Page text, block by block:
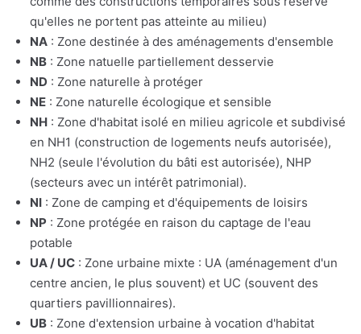
qu'elles ne portent pas atteinte au milieu)
NA : Zone destinée à des aménagements d'ensemble
NB : Zone natuelle partiellement desservie
ND : Zone naturelle à protéger
NE : Zone naturelle écologique et sensible
NH : Zone d'habitat isolé en milieu agricole et subdivisé
en NH1 (construction de logements neufs autorisée),
NH2 (seule l'évolution du bâti est autorisée), NHP
(secteurs avec un intérêt patrimonial).
NI : Zone de camping et d'équipements de loisirs
NP : Zone protégée en raison du captage de l'eau
potable
UA / UC : Zone urbaine mixte : UA (aménagement d'un
centre ancien, le plus souvent) et UC (souvent des
quartiers pavillionnaires).
UB : Zone d'extension urbaine à vocation d'habitat